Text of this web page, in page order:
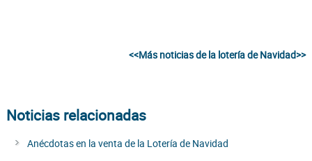
<<Más noticias de la lotería de Navidad>>
Noticias relacionadas
Anécdotas en la venta de la Lotería de Navidad